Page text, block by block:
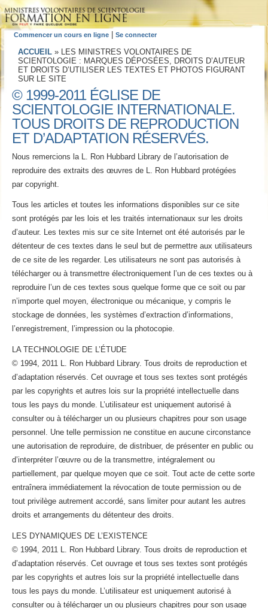
Commencer un cours en ligne Se connecter
ACCUEIL » LES MINISTRES VOLONTAIRES DE
SCIENTOLOGIE : MARQUES DÉPOSÉES, DROITS D’AUTEUR
ET DROITS D’UTILISER LES TEXTES ET PHOTOS FIGURANT
SUR LE SITE
© 1999-2011 ÉGLISE DE
SCIENTOLOGIE INTERNATIONALE.
TOUS DROITS DE REPRODUCTION
ET D’ADAPTATION RÉSERVÉS.
Nous remercions la L. Ron Hubbard Library de l’autorisation de
reproduire des extraits des œuvres de L. Ron Hubbard protégées
par copyright.
Tous les articles et toutes les informations disponibles sur ce site
sont protégés par les lois et les traités internationaux sur les droits
d’auteur. Les textes mis sur ce site Internet ont été autorisés par le
détenteur de ces textes dans le seul but de permettre aux utilisateurs
de ce site de les regarder. Les utilisateurs ne sont pas autorisés à
télécharger ou à transmettre électroniquement l’un de ces textes ou à
reproduire l’un de ces textes sous quelque forme que ce soit ou par
n’importe quel moyen, électronique ou mécanique, y compris le
stockage de données, les systèmes d’extraction d’informations,
l’enregistrement, l’impression ou la photocopie.
LA TECHNOLOGIE DE L’ÉTUDE
© 1994, 2011 L. Ron Hubbard Library. Tous droits de reproduction et
d’adaptation réservés. Cet ouvrage et tous ses textes sont protégés
par les copyrights et autres lois sur la propriété intellectuelle dans
tous les pays du monde. L’utilisateur est uniquement autorisé à
consulter ou à télécharger un ou plusieurs chapitres pour son usage
personnel. Une telle permission ne constitue en aucune circonstance
une autorisation de reproduire, de distribuer, de présenter en public ou
d’interpréter l’œuvre ou de la transmettre, intégralement ou
partiellement, par quelque moyen que ce soit. Tout acte de cette sorte
entraînera immédiatement la révocation de toute permission ou de
tout privilège autrement accordé, sans limiter pour autant les autres
droits et arrangements du détenteur des droits.
LES DYNAMIQUES DE L’EXISTENCE
© 1994, 2011 L. Ron Hubbard Library. Tous droits de reproduction et
d’adaptation réservés. Cet ouvrage et tous ses textes sont protégés
par les copyrights et autres lois sur la propriété intellectuelle dans
tous les pays du monde. L’utilisateur est uniquement autorisé à
consulter ou à télécharger un ou plusieurs chapitres pour son usage